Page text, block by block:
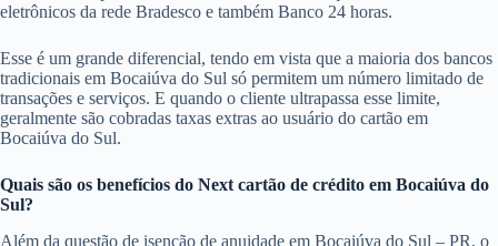
eletrônicos da rede Bradesco e também Banco 24 horas.
Esse é um grande diferencial, tendo em vista que a maioria dos bancos
tradicionais em Bocaiúva do Sul só permitem um número limitado de
transações e serviços. E quando o cliente ultrapassa esse limite,
geralmente são cobradas taxas extras ao usuário do cartão em
Bocaiúva do Sul.
Quais são os benefícios do Next cartão de crédito em Bocaiúva do
Sul?
Além da questão de isenção de anuidade em Bocaiúva do Sul – PR, o